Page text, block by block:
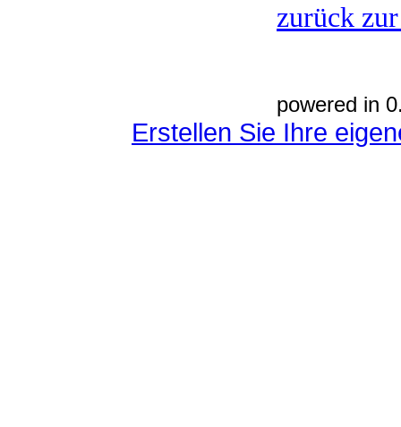
zurück
powered in
Erstellen Sie Ihre